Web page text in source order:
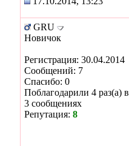
GRU
Новичок
Регистрация: 30.04.2014
Сообщений: 7
Спасибо: 0
Поблагодарили 4 раз(а) в
3 сообщениях
Репутация: 8